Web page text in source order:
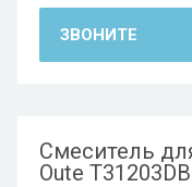
ЗВОНИТЕ
Смеситель
Oute T31203DB